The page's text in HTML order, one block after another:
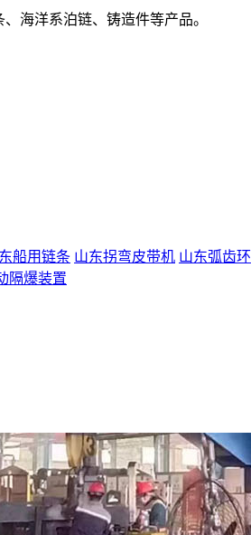
海洋系泊链、铸造件等产品。
船用链条 山东拐弯皮带机 山东弧齿环
隔爆装置